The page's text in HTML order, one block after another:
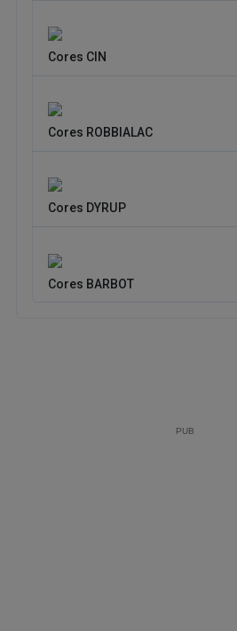
Cores CIN
Cores ROBBIALAC
Cores DYRUP
Cores BARBOT